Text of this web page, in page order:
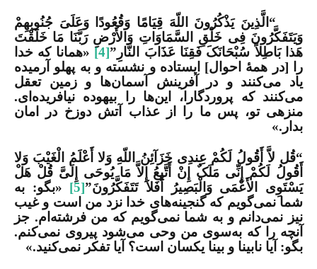
“ الَّذِینَ یَذْکُرُونَ اللّهَ قِیَامًا وَقُعُودًا وَعَلَىَ جُنُوبِهِمْ
وَیَتَفَکَّرُونَ فِی خَلْقِ السَّمَاوَاتِ وَالأَرْضِ رَبَّنَا مَا خَلَقْتَ
هَذا بَاطِلاً سُبْحَانَکَ فَقِنَا عَذَابَ النَّارِ”[4] «همانا که خدا
را [در همۀ احوال‌] ایستاده و نشسته و به پهلو آرمیده
یاد مى‌کنند و در آفرینش آسمان‌ها و زمین تعقل
می‌کنند که پروردگارا، این‌ها را بیهوده نیافریده‌اى.
منزهى تو، پس ما را از عذاب آتش دوزخ در امان
بدار.»
“قُل لاَّ أَقُولُ لَکُمْ عِندِی خَزَآئِنُ اللّهِ وَلا أَعْلَمُ الْغَیْبَ وَلا
أَقُولُ لَکُمْ إِنِّی مَلَکٌ إِنْ أَتَّبِعُ إِلاَّ مَا یُوحَى إِلَیَّ قُلْ هَلْ
یَسْتَوِی الأَعْمَى وَالْبَصِیرُ أَفَلاَ تَتَفَکَّرُونَ”[5] «بگو: به
شما نمى‌گویم که گنجینه‌هاى خدا نزد من است و غیب
نیز نمى‌دانم و به شما نمى‌گویم که من فرشته‌ام. جز
آنچه را که به‌سوى من وحى مى‌شود پیروى نمى‌کنم.
بگو: آیا نابینا و بینا یکسان است؟ آیا تفکر نمى‌کنید.»